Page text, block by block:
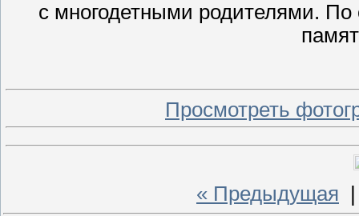
с многодетными родителями.
Просмотреть
« Предыдущая